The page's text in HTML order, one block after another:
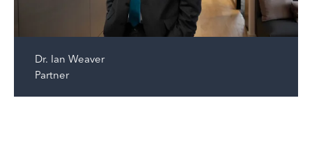
Dr. Ian Weaver
Partner